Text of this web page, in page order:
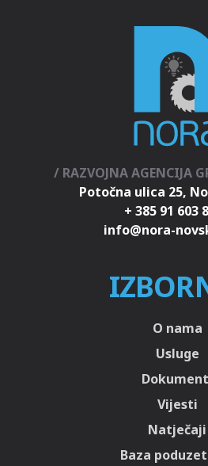
/ RAZVOJNA AGENCIJA
Potočna ulica 25,
+ 385 91 603
O nama
Usluge
Vijesti
Natječaji
Baza